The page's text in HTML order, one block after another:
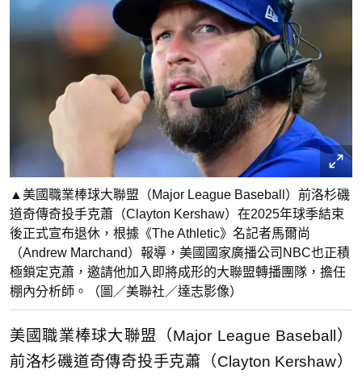
▲美國職業棒球大聯盟（Major League Baseball）前洛杉磯
道奇傳奇投手克蕭（Clayton Kershaw）在2025年球季結束
後正式宣布退休，根據《The Athletic》名記者馬爾尚
（Andrew Marchand）報導，美國國家廣播公司NBC也正積
極鎖定克蕭，邀請他加入即將成形的大聯盟轉播團隊，擔任
棚內分析師。（圖／美聯社／達志影像）
美國職業棒球大聯盟（Major League Baseball）
前洛杉磯道奇傳奇投手克蕭（Clayton Kershaw）